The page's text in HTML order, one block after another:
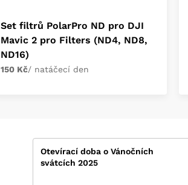
Set filtrů PolarPro ND pro DJI
Mavic 2 pro Filters (ND4, ND8,
ND16)
150 Kč/ natáčecí den
Otevírací doba o Vánočních
svátcích 2025